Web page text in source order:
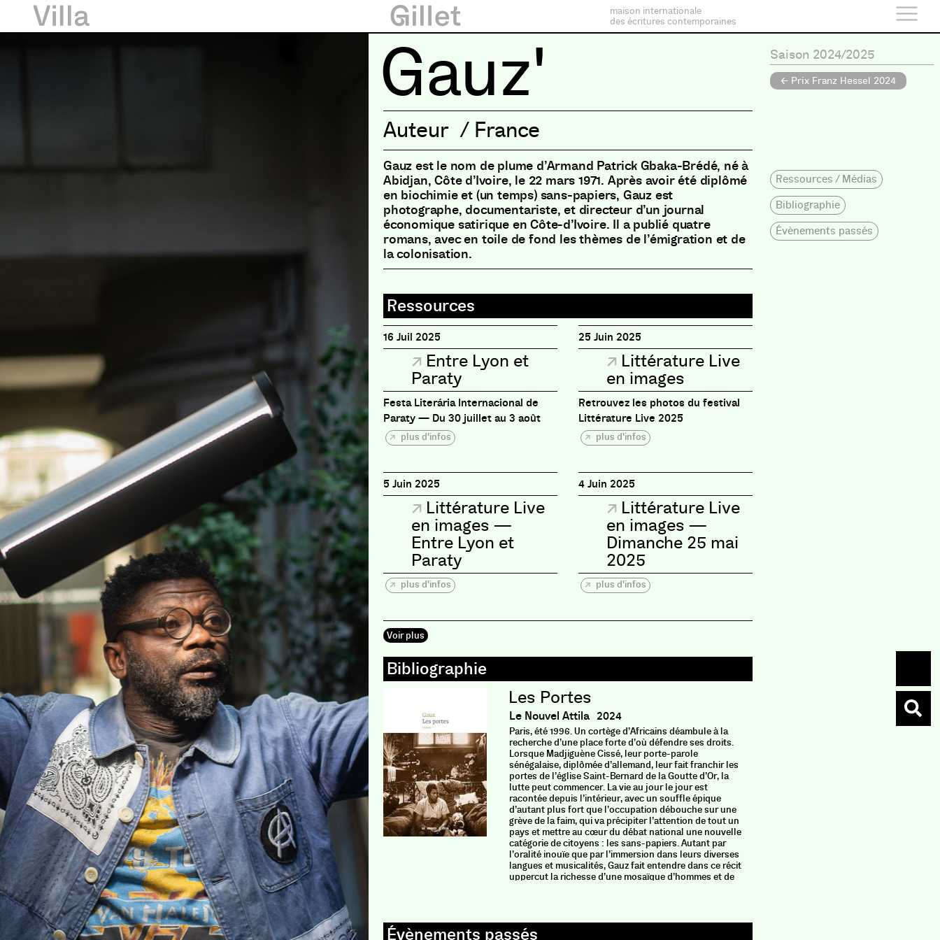
maison internationale
des écritures contemporaines
Gauz'
Auteur / France
Gauz est le nom de plume d’Armand Patrick Gbaka-Brédé, né à
Abidjan, Côte d’Ivoire, le 22 mars 1971. Après avoir été diplômé
en biochimie et (un temps) sans-papiers, Gauz est
photographe, documentariste, et directeur d’un journal
économique satirique en Côte-d’Ivoire. Il a publié quatre
romans, avec en toile de fond les thèmes de l’émigration et de
la colonisation.
16 Juil 2025
Entre Lyon et
Paraty
Festa Literária Internacional de
Paraty — Du 30 juillet au 3 août
plus d'infos
25 Juin 2025
Littérature Live
en images
Retrouvez les photos du festival
Littérature Live 2025
plus d'infos
5 Juin 2025
Littérature Live
en images —
Entre Lyon et
Paraty
plus d'infos
4 Juin 2025
Littérature Live
en images —
Dimanche 25 mai
2025
plus d'infos
Voir plus
Les Portes
Le Nouvel Attila 2024
Paris, été 1996. Un cortège d’Africains déambule à la
recherche d’une place forte d’où défendre ses droits.
Lorsque Madjiguène Cissé, leur porte-parole
sénégalaise, diplômée d’allemand, leur fait franchir les
portes de l’église Saint-Bernard de la Goutte d’Or, la
lutte peut commencer. La vie au jour le jour est
racontée depuis l’intérieur, avec un souffle épique
d’autant plus fort que l’occupation débouche sur une
grève de la faim, qui va précipiter l’attention de tout un
pays et mettre au cœur du débat national une nouvelle
catégorie de citoyens : les sans-papiers. Autant par
l’oralité inouïe que par l’immersion dans leurs diverses
langues et musicalités, Gauz fait entendre dans ce récit
uppercut la richesse d’une mosaïque d’hommes et de
portes qui guident à des portes… tout ! C’est cela qui
fait de nous une espèce en migration perpétuelle. »
Saison 2024/2025
← Prix Franz Hessel 2024
Ressources / Médias
Bibliographie
Évènements passés